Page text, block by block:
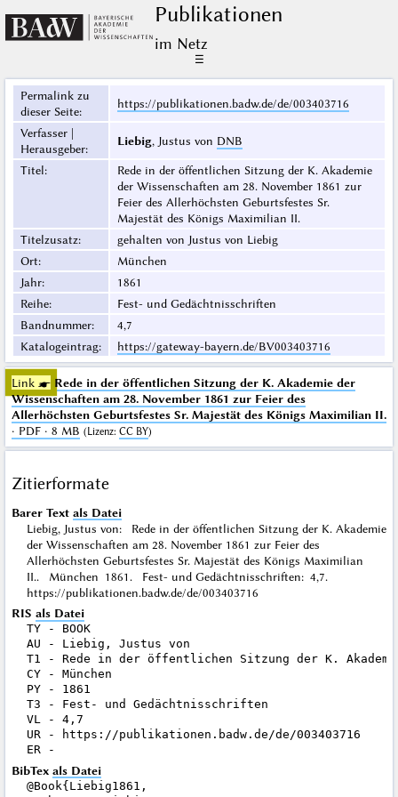
Publikationen
im Netz
☰
Permalink zu
dieser Seite:
https://publikationen.badw.de/de/003403716
Verfasser |
Herausgeber:
Liebig, Justus von DNB
Titel:
Rede in der öffentlichen Sitzung der K. Akademie
der Wissenschaften am 28. November 1861 zur
Feier des Allerhöchsten Geburtsfestes Sr.
Majestät des Königs Maximilian II.
Titelzusatz:
gehalten von Justus von Liebig
Ort:
München
Jahr:
1861
Reihe:
Fest- und Gedächtnisschriften
Bandnummer:
4,7
Katalogeintrag: https://gateway-bayern.de/BV003403716
Link ☛ Rede in der öffentlichen Sitzung der K. Akademie der
Wissenschaften am 28. November 1861 zur Feier des
Allerhöchsten Geburtsfestes Sr. Majestät des Königs Maximilian II.
· PDF · 8 MB (Lizenz: CC BY)
Zitierformate
Barer Text als Datei
Liebig, Justus von: Rede in der öffentlichen Sitzung der K. Akademie
der Wissenschaften am 28. November 1861 zur Feier des
Allerhöchsten Geburtsfestes Sr. Majestät des Königs Maximilian
II.. München 1861. Fest- und Gedächtnisschriften: 4,7.
https://publikationen.badw.de/de/003403716
RIS als Datei
TY - BOOK
AU - Liebig, Justus von
T1 - Rede in der öffentlichen Sitzung der K.
CY - München
PY - 1861
T3 - Fest- und Gedächtnisschriften
VL - 4,7
UR - https://publikationen.badw.de/de/003403716
BibTex als Datei
@Book{Liebig1861,